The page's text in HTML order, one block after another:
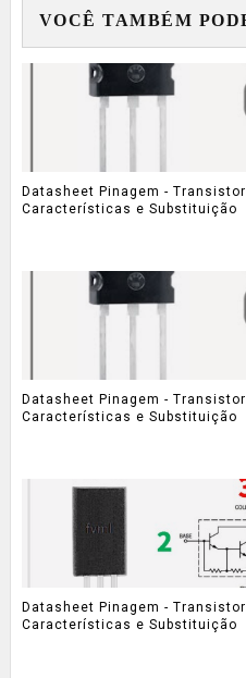
VOCÊ TAMBÉM
Datasheet Pinagem -
Características e Substituição
Datasheet Pinagem -
Características e Substituição
Datasheet Pinagem -
Características e Substituição